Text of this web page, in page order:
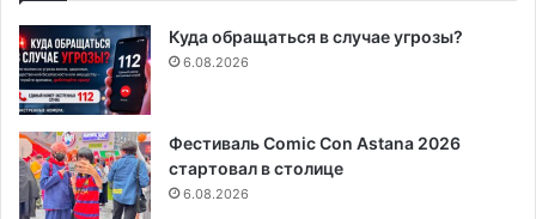
Куда обращаться в случае угрозы?
6.08.2026
Фестиваль Comic Con Astana 2026
стартовал в столице
6.08.2026